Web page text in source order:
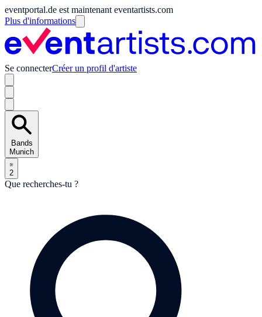
eventportal.de est maintenant eventartists.com
Plus d'informations
Se connecterCréer un profil d'artiste
Bands
Munich
2
Que recherches-tu ?